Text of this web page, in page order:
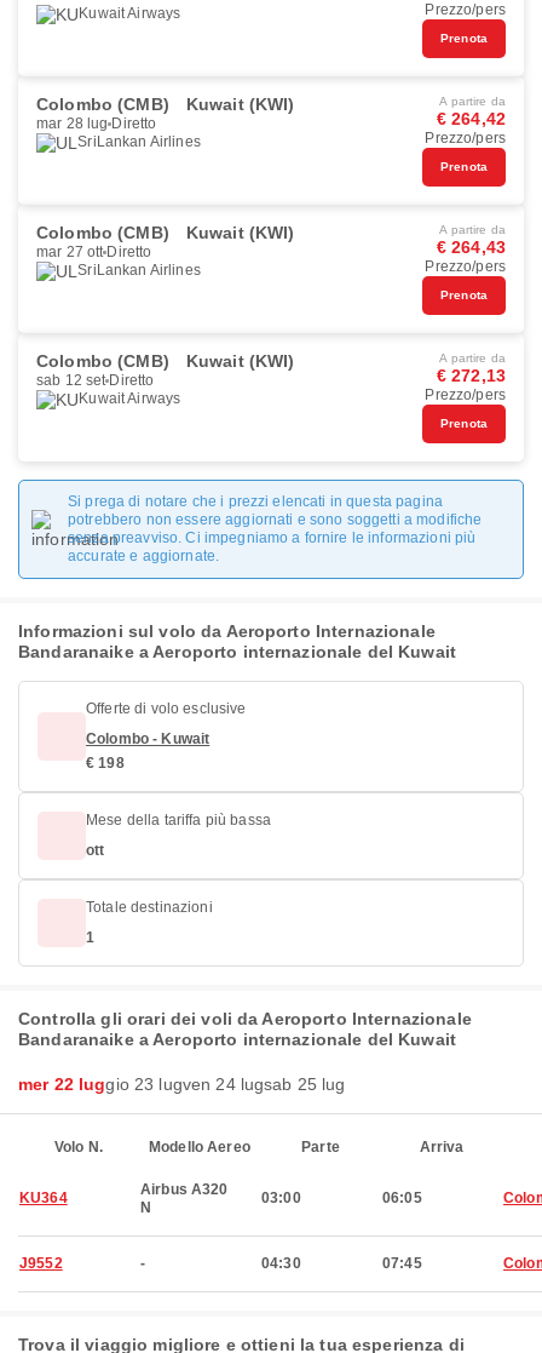
Kuwait Airways
Prezzo/pers
Prenota
Colombo (CMB) Kuwait (KWI)
mar 28 lug Diretto
SriLankan Airlines
A partire da
€ 264,42
Prezzo/pers
Prenota
Colombo (CMB) Kuwait (KWI)
mar 27 ott Diretto
SriLankan Airlines
A partire da
€ 264,43
Prezzo/pers
Prenota
Colombo (CMB) Kuwait (KWI)
sab 12 set Diretto
Kuwait Airways
A partire da
€ 272,13
Prezzo/pers
Prenota
Si prega di notare che i prezzi elencati in questa pagina
potrebbero non essere aggiornati e sono soggetti a modifiche
senza preavviso. Ci impegniamo a fornire le informazioni più
accurate e aggiornate.
Informazioni sul volo da Aeroporto Internazionale
Bandaranaike a Aeroporto internazionale del Kuwait
Offerte di volo esclusive
Colombo - Kuwait
€ 198
Mese della tariffa più bassa
ott
Totale destinazioni
1
Controlla gli orari dei voli da Aeroporto Internazionale
Bandaranaike a Aeroporto internazionale del Kuwait
mer 22 luggio 23 lugven 24 lugsab 25 lug
Volo N. Modello Aereo Parte Arriva
KU364
Airbus A320
N
03:00 06:05
J9552 - 04:30 07:45
Trova il viaggio migliore e ottieni la tua esperienza di